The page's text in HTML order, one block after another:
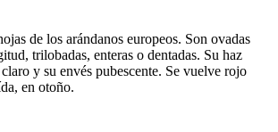
de los arándanos europeos. Son ovadas
trilobadas, enteras o dentadas. Su haz
y su envés pubescente. Se vuelve rojo
en otoño.